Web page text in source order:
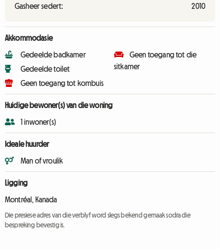
Gasheer sedert: 2010
Akkommodasie
Gedeelde badkamer
Gedeelde toilet
Geen toegang tot kombuis
Geen toegang tot die
sitkamer
Huidige bewoner(s) van die woning
1 inwoner(s)
Ideale huurder
Man of vroulik
Ligging
Montréal, Kanada
Die presiese adres van die verblyf word slegs bekend gemaak sodra die
bespreking bevestig is.